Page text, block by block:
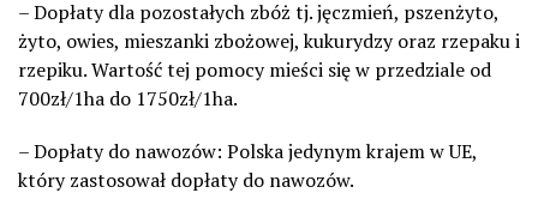
–Dopłaty dla pozostałych zbóż tj. jęczmień, pszenżyto,
żyto, owies, mieszanki zbożowej, kukurydzy oraz rzepaku i
rzepiku. Wartość tej pomocy mieści się w przedziale od
700zł/1ha do 1750zł/1ha.
– Dopłaty do nawozów: Polska jedynym krajem w UE,
który zastosował dopłaty do nawozów.